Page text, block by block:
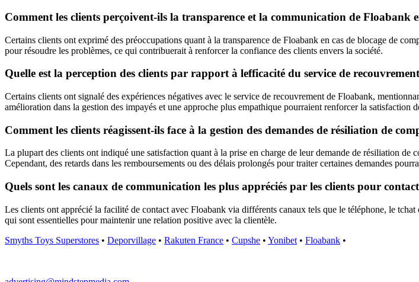
Comment les clients perçoivent-ils la transparence et la communication de Floabank
Certains clients ont exprimé des préoccupations quant à la transparence de Floabank en cas de blocage de
pour résoudre les problèmes, ce qui contribuerait à renforcer la confiance des clients envers la société.
Quelle est la perception des clients par rapport à lefficacité du service de
Certains clients ont signalé des expériences négatives avec le service de recouvrement de Floabank,
amélioration dans la gestion des impayés et une approche plus empathique pourraient renforcer la satisfaction
Comment les clients réagissent-ils face à la gestion des demandes de résiliation de
La plupart des clients ont indiqué une satisfaction quant à la prise en charge de leur demande de résiliation
Cependant, des retards dans les remboursements ou des délais prolongés pour traiter certaines demandes
Quels sont les canaux de communication les plus appréciés par les clients pour
Les clients ont apprécié la facilité de contact avec Floabank via différents canaux tels que le téléphone, le
qui sont essentielles pour maintenir une relation positive avec la clientèle.
Smyths Toys Superstores • Deporvillage • Rakuten France • Cupshe • Yonibet • Floabank •